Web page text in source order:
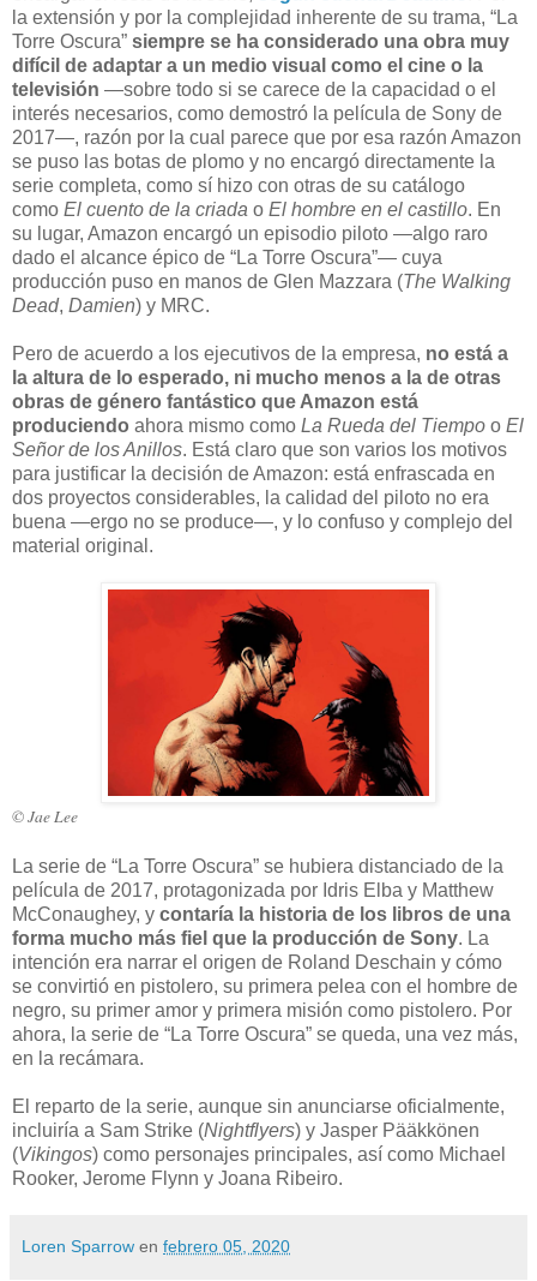
la extensión y por la complejidad inherente de su trama, “La
Torre Oscura” siempre se ha considerado una obra muy
difícil de adaptar a un medio visual como el cine o la
televisión —sobre todo si se carece de la capacidad o el
interés necesarios, como demostró la película de Sony de
2017—, razón por la cual parece que por esa razón Amazon
se puso las botas de plomo y no encargó directamente la
serie completa, como sí hizo con otras de su catálogo
como El cuento de la criada o El hombre en el castillo. En
su lugar, Amazon encargó un episodio piloto —algo raro
dado el alcance épico de “La Torre Oscura”— cuya
producción puso en manos de Glen Mazzara (The Walking
Dead, Damien) y MRC.
Pero de acuerdo a los ejecutivos de la empresa, no está a
la altura de lo esperado, ni mucho menos a la de otras
obras de género fantástico que Amazon está
produciendo ahora mismo como La Rueda del Tiempo o El
Señor de los Anillos. Está claro que son varios los motivos
para justificar la decisión de Amazon: está enfrascada en
dos proyectos considerables, la calidad del piloto no era
buena —ergo no se produce—, y lo confuso y complejo del
material original.
© Jae Lee
La serie de “La Torre Oscura” se hubiera distanciado de la
película de 2017, protagonizada por Idris Elba y Matthew
McConaughey, y contaría la historia de los libros de una
forma mucho más fiel que la producción de Sony. La
intención era narrar el origen de Roland Deschain y cómo
se convirtió en pistolero, su primera pelea con el hombre de
negro, su primer amor y primera misión como pistolero. Por
ahora, la serie de “La Torre Oscura” se queda, una vez más,
en la recámara.
El reparto de la serie, aunque sin anunciarse oficialmente,
incluiría a Sam Strike (Nightflyers) y Jasper Pääkkönen
(Vikingos) como personajes principales, así como Michael
Rooker, Jerome Flynn y Joana Ribeiro.
Loren Sparrow en febrero 05, 2020